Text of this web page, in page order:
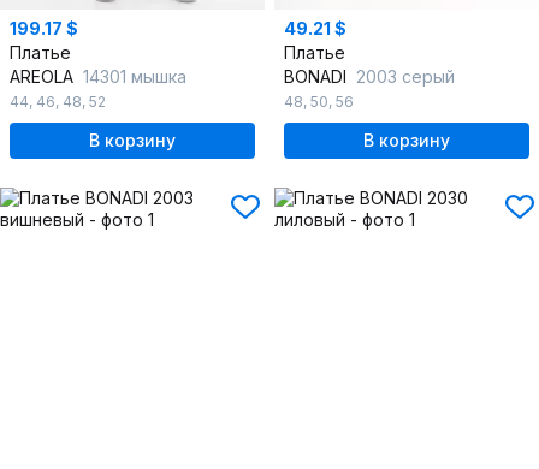
199.17 $
Платье
AREOLA 14301 мышка
44, 46, 48, 52
В корзину
49.21 $
Платье
BONADI 2003 серый
48, 50, 56
В корзину